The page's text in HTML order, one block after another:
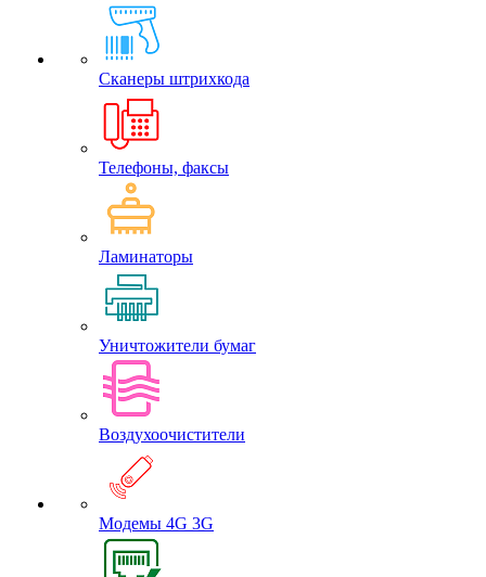
Сканеры штрихкода
Телефоны, факсы
Ламинаторы
Уничтожители бумаг
Воздухоочистители
Модемы 4G 3G